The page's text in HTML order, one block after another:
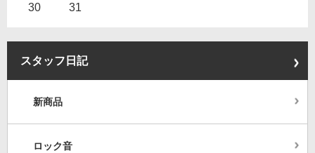
30 31
スタッフ日記
新商品
ロック音